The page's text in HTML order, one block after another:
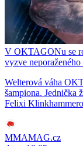
V OKTAGONu se
vyzve
Welterová váha
šampiona. Jednička
Felixi
MMAMAG.cz